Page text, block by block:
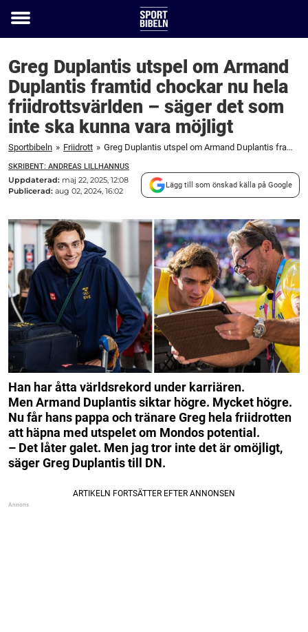
Toggle
Greg Duplantis utspel om Armand
Duplantis framtid chockar nu hela
friidrottsvärlden – säger det som
inte ska kunna vara möjligt
Sportbibeln » Friidrott » Greg Duplantis utspel om Armand Duplantis framtid chockar nu hela friidrottsvärlden – säger det som inte ska kunna vara möjligt
SKRIBENT: ANDREAS LILLHANNUS
Uppdaterad: maj 22, 2025, 12:08
Publicerad: aug 02, 2024, 16:02
Lägg till som önskad källa på Google
Han har åtta världsrekord under karriären.
Men Armand Duplantis siktar högre. Mycket högre.
Nu får hans pappa och tränare Greg hela friidrotten
att häpna med utspelet om Mondos potential.
– Det låter galet. Men jag tror inte det är omöjligt,
säger Greg Duplantis till DN.